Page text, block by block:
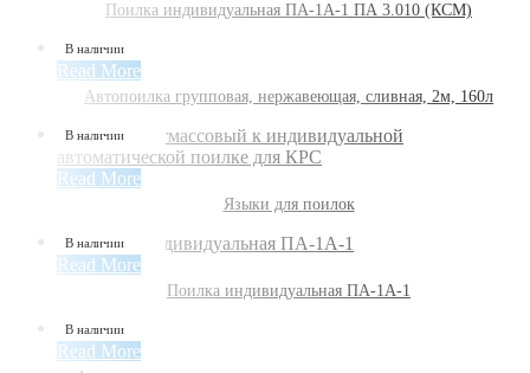
Поилка индивидуальная ПА-1А-1 ПА 3.010 (КСМ)
В наличии
Read More
Автопоилка групповая, нержавеющая, сливная, 2м, 160л
В наличии
Read More
Языки для поилок
В наличии
Read More
Поилка индивидуальная ПА-1А-1
В наличии
Read More